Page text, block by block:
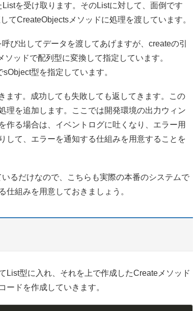
を受け取ります。そのListに対して、面倒です
てCreateObjectsメソッドに処理を渡しています。
び出してデータを渡してあげますが、createの引
ッドで配列型に変換して指定しています。
型を指定しています。
ます。成功しても失敗しても返してきます。この
理を追加します。ここでは開発環境の出力ウィン
作る場合は、イベントログに吐くなり、エラー用
して、エラーを通知する仕組みを用意することを
るだけなので、こちらも実際の本番のシステムで
組みを用意しておきましょう。
List型に入れ、それを上で作成したCreateメソッド
ードを作成していきます。